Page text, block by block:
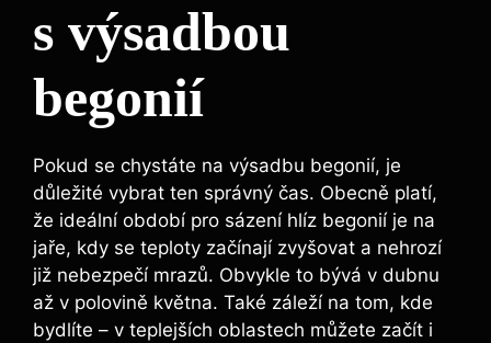
s výsadbou
begonií
Pokud se chystáte na výsadbu begonií, je
důležité vybrat ten správný čas. Obecně platí,
že ideální období pro sázení hlíz begonií je na
jaře, kdy se teploty začínají zvyšovat a nehrozí
již nebezpečí mrazů. Obvykle to bývá v dubnu
až v polovině května. Také záleží na tom, kde
bydlíte – v teplejších oblastech můžete začít i